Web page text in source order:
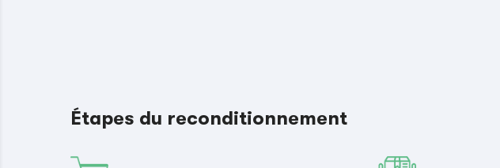
Étapes du reconditionnement